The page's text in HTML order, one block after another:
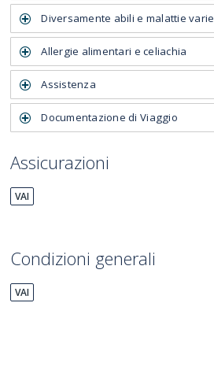
Diversamente abili e malattie varie
Allergie alimentari e celiachia
Assistenza
Documentazione di Viaggio
Assicurazioni
VAI
Condizioni generali
VAI